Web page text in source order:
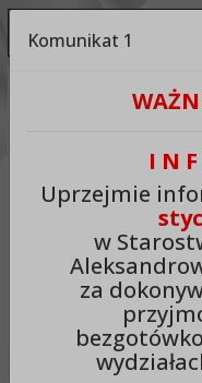
Ukryj panel ułatwień
A++
Czytaj odnośniki
Komunikat 1
I N
Uprzejmie
w
za